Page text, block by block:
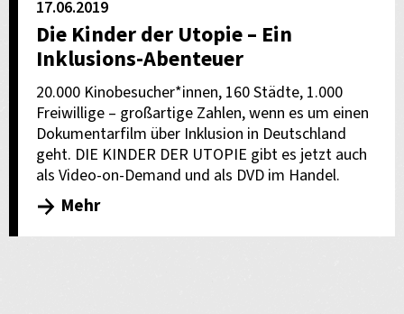
17.06.2019
Die Kinder der Utopie – Ein
Inklusions-Abenteuer
20.000 Kinobesucher*innen, 160 Städte, 1.000
Freiwillige – großartige Zahlen, wenn es um einen
Dokumentarfilm über Inklusion in Deutschland
geht. DIE KINDER DER UTOPIE gibt es jetzt auch
als Video-on-Demand und als DVD im Handel.
Mehr